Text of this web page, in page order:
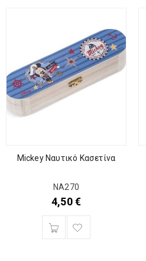
Mickey Ναυτικό Κασετίνα
ΝΑ270
4,50€